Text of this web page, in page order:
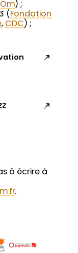
) ;
(Fondation
, CDC) ;
à écrire à
.